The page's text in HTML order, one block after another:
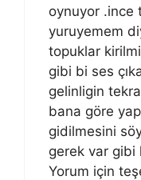
oynuyor .ince
yuruyemem
topuklar
gibi bi ses
gelinligin
bana göre
gidilmesini
gerek var gibi
Yorum için